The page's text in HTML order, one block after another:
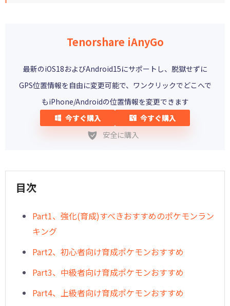
Tenorshare iAnyGo
最新のiOS18およびAndroid15にサポートし、脱獄せずに
GPS位置情報を自由に変更可能で、ワンクリックでどこへで
もiPhone/Androidの位置情報を変更できます
今すぐ購入
今すぐ購入
安全に購入
目次
︎Part1、強化(育成)すべきおすすめのポケモンラン
キング
Part2、初心者向け育成ポケモンおすすめ
︎Part3、中級者向け育成ポケモンおすすめ
︎Part4、上級者向け育成ポケモンおすすめ